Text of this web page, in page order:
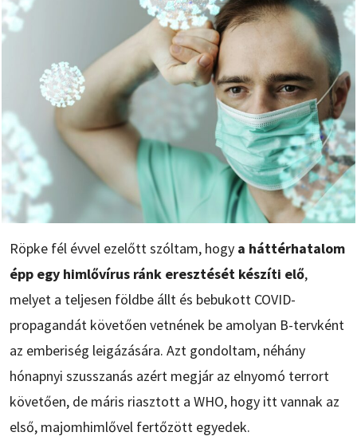
Röpke fél évvel ezelőtt szóltam, hogy a háttérhatalom
épp egy himlővírus ránk eresztését készíti elő,
melyet a teljesen földbe állt és bebukott COVID-
propagandát követően vetnének be amolyan B-tervként
az emberiség leigázására. Azt gondoltam, néhány
hónapnyi szusszanás azért megjár az elnyomó terrort
követően, de máris riasztott a WHO, hogy itt vannak az
első, majomhimlővel fertőzött egyedek.